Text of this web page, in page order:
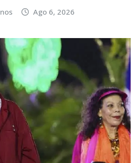
Ago 6, 2026